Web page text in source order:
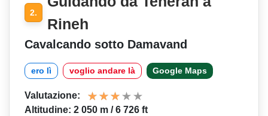
2.
Rineh
Cavalcando sotto Damavand
ero lì voglio andare là Google Maps
Valutazione:
Altitudine: 2 050 m / 6 726 ft